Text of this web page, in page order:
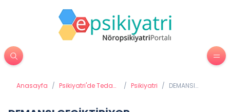
Anasayfa / Psikiyatri'de Tedavi
/ Psikiyatri / DEMANSI